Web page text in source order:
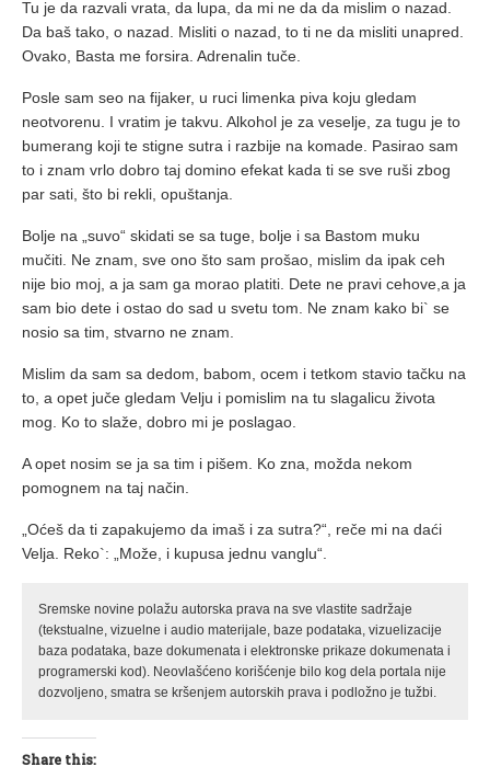
Tu je da razvali vrata, da lupa, da mi ne da da mislim o nazad.
Da baš tako, o nazad. Misliti o nazad, to ti ne da misliti unapred.
Ovako, Basta me forsira. Adrenalin tuče.
Posle sam seo na fijaker, u ruci limenka piva koju gledam
neotvorenu. I vratim je takvu. Alkohol je za veselje, za tugu je to
bumerang koji te stigne sutra i razbije na komade. Pasirao sam
to i znam vrlo dobro taj domino efekat kada ti se sve ruši zbog
par sati, što bi rekli, opuštanja.
Bolje na „suvo“ skidati se sa tuge, bolje i sa Bastom muku
mučiti. Ne znam, sve ono što sam prošao, mislim da ipak ceh
nije bio moj, a ja sam ga morao platiti. Dete ne pravi cehove,a ja
sam bio dete i ostao do sad u svetu tom. Ne znam kako bi` se
nosio sa tim, stvarno ne znam.
Mislim da sam sa dedom, babom, ocem i tetkom stavio tačku na
to, a opet juče gledam Velju i pomislim na tu slagalicu života
mog. Ko to slaže, dobro mi je poslagao.
A opet nosim se ja sa tim i pišem. Ko zna, možda nekom
pomognem na taj način.
„Oćeš da ti zapakujemo da imaš i za sutra?“, reče mi na daći
Velja. Reko`: „Može, i kupusa jednu vanglu“.
Sremske novine polažu autorska prava na sve vlastite sadržaje
(tekstualne, vizuelne i audio materijale, baze podataka, vizuelizacije
baza podataka, baze dokumenata i elektronske prikaze dokumenata i
programerski kod). Neovlašćeno korišćenje bilo kog dela portala nije
dozvoljeno, smatra se kršenjem autorskih prava i podložno je tužbi.
Share this: